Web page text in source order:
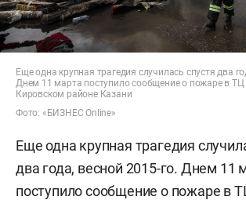
Еще одна крупная трагедия случилась спустя два
Днем 11 марта поступило сообщение о пожаре в
Кировском районе Казани
Фото: «БИЗНЕС Online»
Еще одна крупная трагедия
два года, весной 2015-го. Днем 11
поступило сообщение о пожаре в